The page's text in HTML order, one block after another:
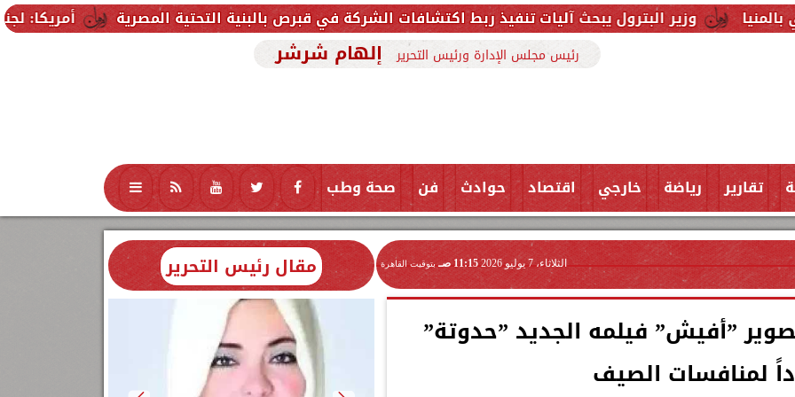
أمريكا: لجنة بمجلس البترول يبحث آليات تنفيذ ربط اكتشافات الشركة في قبرص بالبنية التحتية المصرية
رئيس مجلس الإدارة ورئيس التحرير إلهام شرشر
تقارير رياضة خارجي اقتصاد حوادث فن صحة وطب تكنولوجيا منوعات محافظات
الثلاثاء، 7 يوليو 2026 11:15 صـ بتوقيت القاهرة
”أفيش” فيلمه الجديد ”حدوتة”
لمنافسات الصيف
مقال رئيس التحرير